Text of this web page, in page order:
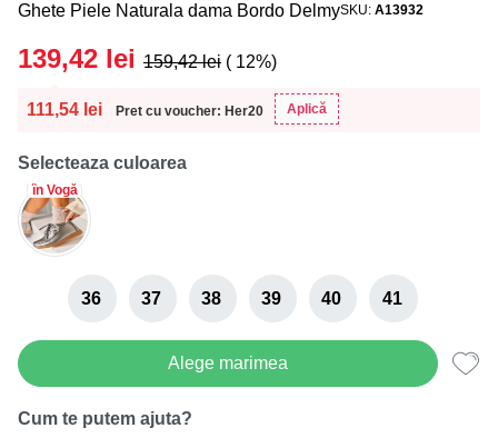
Ghete Piele Naturala dama Bordo DelmySKU A13932
111,54 lei Pret cu voucher: Her20 Aplică
139,42 lei 159,42lei ( 12%)
Selecteaza culoarea
în Vogă
36 37 38 39 40 41
Alege marimea
Cum te putem ajuta?